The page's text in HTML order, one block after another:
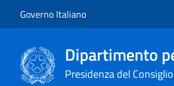
Governo Italiano
Dipartimento
Presidenza del